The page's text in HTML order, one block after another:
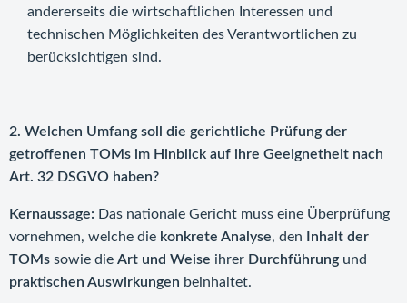
andererseits die wirtschaftlichen Interessen und
technischen Möglichkeiten des Verantwortlichen zu
berücksichtigen sind.
2. Welchen Umfang soll die gerichtliche Prüfung der
getroffenen TOMs im Hinblick auf ihre Geeignetheit nach
Art. 32 DSGVO haben?
Kernaussage: Das nationale Gericht muss eine Überprüfung
vornehmen, welche die konkrete Analyse, den
Inhalt der
TOMs sowie die Art und Weise ihrer Durchführung und
praktischen Auswirkungen beinhaltet.